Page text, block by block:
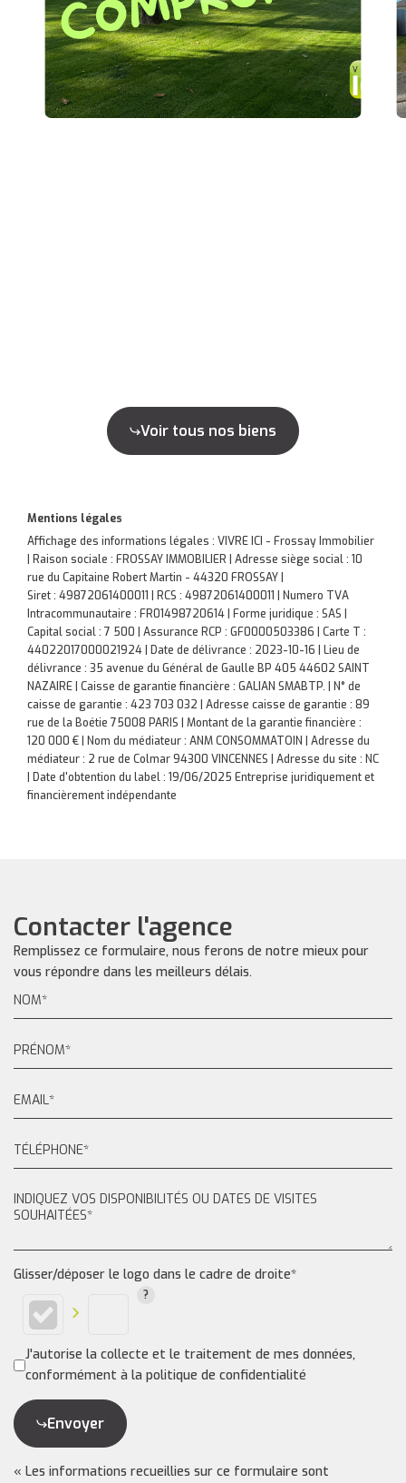
Voir tous nos biens
Mentions légales
Affichage des informations légales : VIVRE ICI - Frossay Immobilier
| Raison sociale : FROSSAY IMMOBILIER | Adresse siège social : 10
rue du Capitaine Robert Martin - 44320 FROSSAY |
Siret : 49872061400011 | RCS : 49872061400011 | Numero TVA
Intracommunautaire : FR01498720614 | Forme juridique : SAS |
Capital social : 7 500 | Assurance RCP : GF0000503386 | Carte T :
44022017000021924 | Date de délivrance : 2023-10-16 | Lieu de
délivrance : 35 avenue du Général de Gaulle BP 405 44602 SAINT
NAZAIRE | Caisse de garantie financière : GALIAN SMABTP. | N° de
caisse de garantie : 423 703 032 | Adresse caisse de garantie : 89
rue de la Boétie 75008 PARIS | Montant de la garantie financière :
120 000 € | Nom du médiateur : ANM CONSOMMATOIN | Adresse du
médiateur : 2 rue de Colmar 94300 VINCENNES | Adresse du site : NC
| Date d'obtention du label : 19/06/2025 Entreprise juridiquement et
financièrement indépendante
Contacter l'agence
Remplissez ce formulaire, nous ferons de notre mieux pour
vous répondre dans les meilleurs délais.
Glisser/déposer le logo dans le cadre de droite*
J'autorise la collecte et le traitement de mes données,
conformément à la politique de confidentialité
Envoyer
« Les informations recueillies sur ce formulaire sont